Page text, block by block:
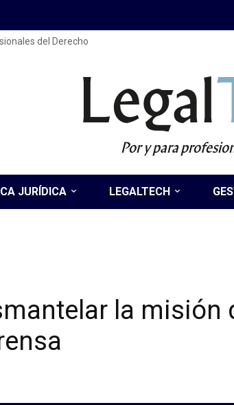
del Derecho
Legal
Por y para
JURÍDICA LEGALTECH
la misión